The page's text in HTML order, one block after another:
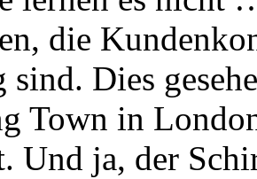
die
Dies
Town in
Und ja, der